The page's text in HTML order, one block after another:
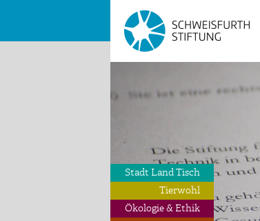
Stadt Land Tisch
Tierwohl
Ökologie & Ethik